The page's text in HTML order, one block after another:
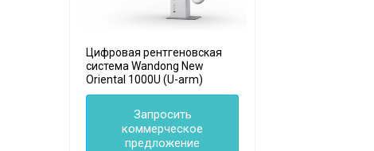
Цифровая рентгеновская
система Wandong New
Oriental 1000U (U-arm)
Запросить
коммерческое
предложение